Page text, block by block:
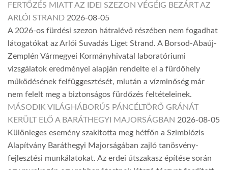
FERTŐZÉS MIATT AZ IDEI SZEZON VÉGÉIG BEZÁRT AZ
ARLÓI STRAND 2026-08-05
A 2026-os fürdési szezon hátralévő részében nem fogadhat
látogatókat az Arlói Suvadás Liget Strand. A Borsod-Abaúj-
Zemplén Vármegyei Kormányhivatal laboratóriumi
vizsgálatok eredményei alapján rendelte el a fürdőhely
működésének felfüggesztését, miután a vízminőség már
nem felelt meg a biztonságos fürdőzés feltételeinek.
MÁSODIK VILÁGHÁBORÚS PÁNCÉLTÖRŐ GRÁNÁT
KERÜLT ELŐ A BARÁTHEGYI MAJORSÁGBAN 2026-08-05
Különleges esemény szakította meg hétfőn a Szimbiózis
Alapítvány Baráthegyi Majorságában zajló tanösvény-
fejlesztési munkálatokat. Az erdei útszakasz építése során